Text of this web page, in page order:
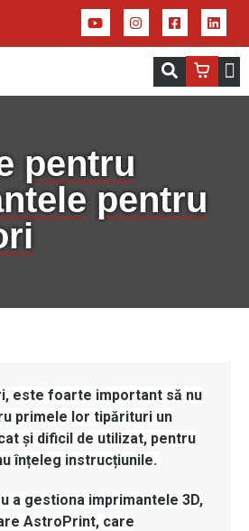
pentru
pentru
, este foarte important să nu
primele lor tipărituri un
și dificil de utilizat, pentru
înțeleg instrucțiunile.
a gestiona imprimantele 3D,
AstroPrint, care